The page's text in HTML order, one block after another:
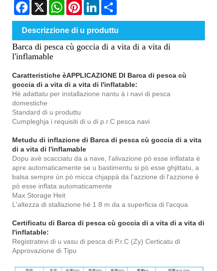
Facebook
X WhatsAppPinterestLinkedIn
Descrizzione di u produttu
Barca di pesca cù goccia di a vita di a vita di
l'inflamable
Caratteristiche èAPPLICAZIONE DI Barca di pesca cù
goccia di a vita di a vita di l'inflatable:
Hè adattatu per installazione nantu à i navi di pesca
domestiche
Standard di u produttu
Cumpleghja i requisiti di u di p.r.C pesca navi
Metudu di inflazione di Barca di pesca cù goccia di a vita
di a vita di l'inflamable
Dopu avè scacciatu da a nave, l'alivazione pò esse inflatata è
apre automaticamente se u bastimentu si pò esse ghjittatu, a
balsa sempre ùn pò micca chjappà da l'azzione di l'azzione è
pò esse inflata automaticamente
Max Storage Heit
L'altezza di stallazione hè 1 8 m da a superficia di l'acqua
Certificatu di Barca di pesca cù goccia di a vita di a vita di
l'inflatable:
Registratevi di u vasu di pesca di P.r.C (Zy) Certicatu di
Approvazione di Tipu